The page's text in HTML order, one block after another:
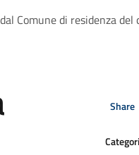
Comune di residenza
Share